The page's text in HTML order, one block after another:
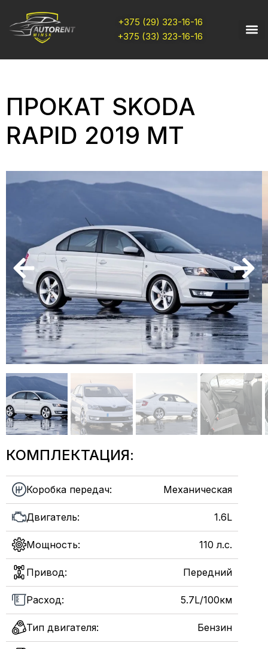
+375 (29) 323-16-16
+375 (33) 323-16-16
ПРОКАТ SKODA
RAPID 2019 MT
КОМПЛЕКТАЦИЯ:
Коробка передач: Механическая
Двигатель: 1.6L
Мощность: 110 л.с.
Привод: Передний
Расход: 5.7L/100км
Тип двигателя: Бензин